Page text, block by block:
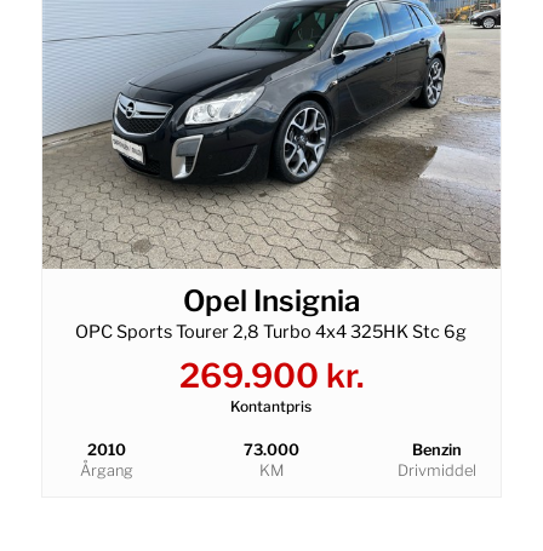
Opel Insignia
OPC Sports Tourer 2,8 Turbo 4x4 325HK Stc 6g
269.900 kr.
Kontantpris
2010
Årgang
73.000
KM
Benzin
Drivmiddel